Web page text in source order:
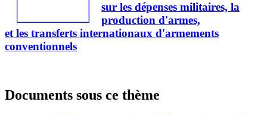
sur les dépenses militaires, la
production d'armes,
et les transferts internationaux d'armements
conventionnels
Documents sous ce thème